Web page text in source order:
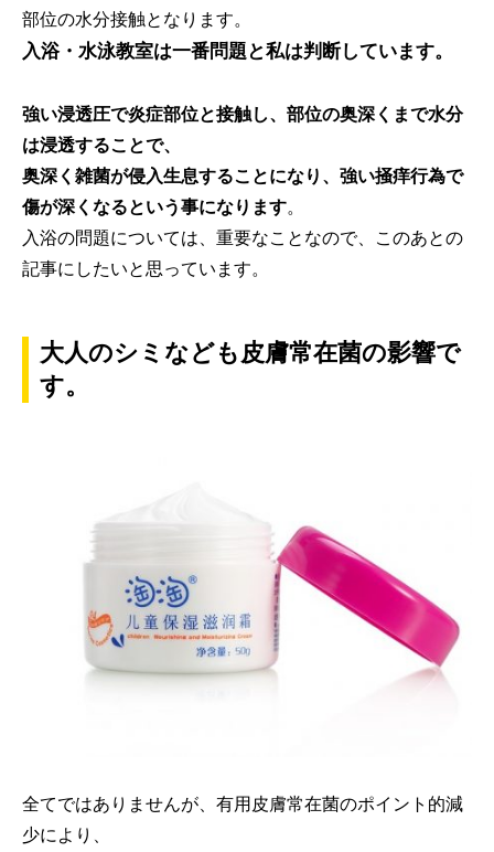
部位の水分接触となります。
入浴・水泳教室は一番問題と私は判断しています。
強い浸透圧で炎症部位と接触し、部位の奥深くまで水分
は浸透することで、
奥深く雑菌が侵入生息することになり、強い掻痒行為で
傷が深くなるという事になります。
入浴の問題については、重要なことなので、このあとの
記事にしたいと思っています。
大人のシミなども皮膚常在菌の影響で
す。
全てではありませんが、有用皮膚常在菌のポイント的減
少により、